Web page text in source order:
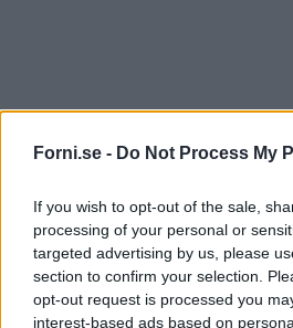
Forni.se - Do Not Process My
If you wish to opt-out of the sale,
processing of your personal or
targeted advertising by us, please
section to confirm your selection.
opt-out request is processed you
interest-based ads based on